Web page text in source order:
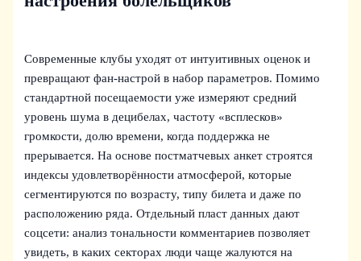
Современные клубы уходят от интуитивных оценок и
превращают фан‑настрой в набор параметров. Помимо
стандартной посещаемости уже измеряют средний
уровень шума в децибелах, частоту «всплесков»
громкости, долю времени, когда поддержка не
прерывается. На основе постматчевых анкет строятся
индексы удовлетворённости атмосферой, которые
сегментируются по возрасту, типу билета и даже по
расположению ряда. Отдельный пласт данных дают
соцсети: анализ тональности комментариев позволяет
увидеть, в каких секторах люди чаще жалуются на